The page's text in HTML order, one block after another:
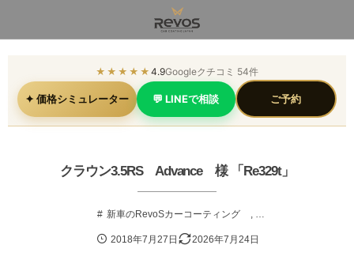
★★★★★ 4.9Googleクチコミ 54件
✦ 価格シミュレーター 💬 LINEで相談 ご予約
クラウン3.5RS Advance 様 「Re329t」
新車のRevoSカーコーティング
2018年7月27日 2026年7月24日